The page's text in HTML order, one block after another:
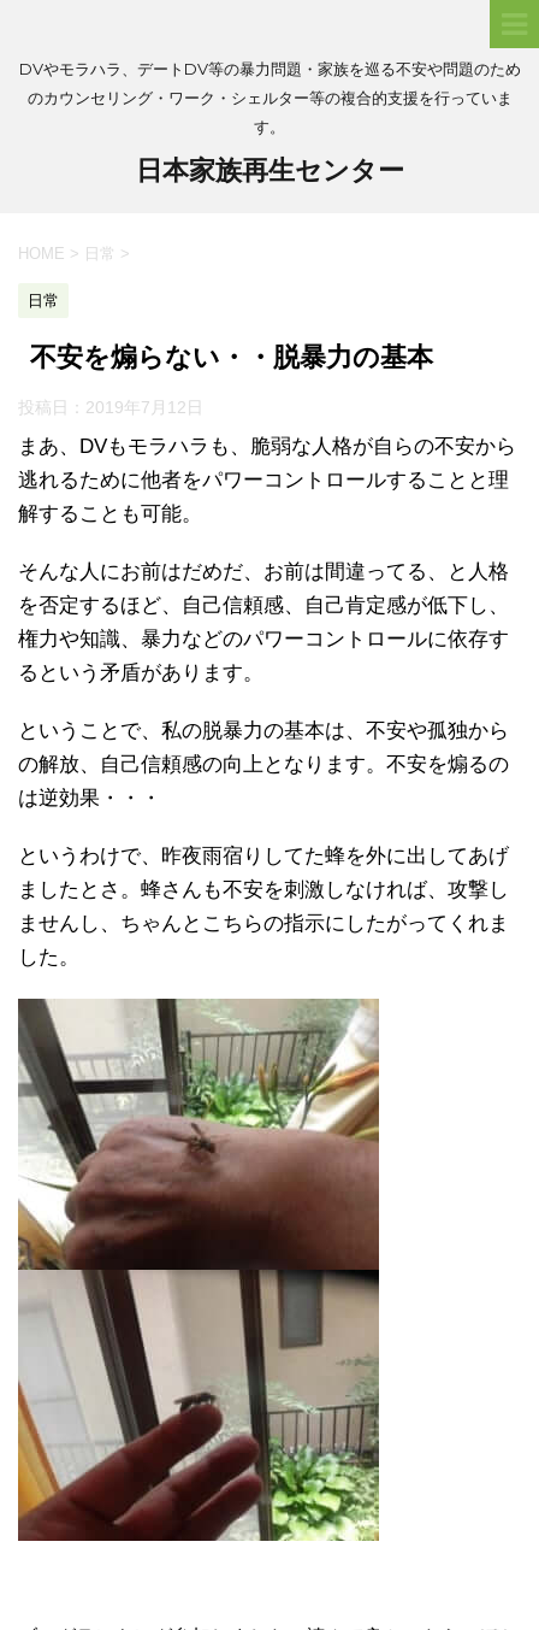
DVやモラハラ、デートDV等の暴力問題・家族を巡る不安や問題のため
のカウンセリング・ワーク・シェルター等の複合的支援を行っていま
す。
日本家族再生センター
HOME > 日常 >
日常
不安を煽らない・・脱暴力の基本
投稿日： 2019年7月12日
まあ、DVもモラハラも、脆弱な人格が自らの不安から
逃れるために他者をパワーコントロールすることと理
解することも可能。
そんな人にお前はだめだ、お前は間違ってる、と人格
を否定するほど、自己信頼感、自己肯定感が低下し、
権力や知識、暴力などのパワーコントロールに依存す
るという矛盾があります。
ということで、私の脱暴力の基本は、不安や孤独から
の解放、自己信頼感の向上となります。不安を煽るの
は逆効果・・・
というわけで、昨夜雨宿りしてた蜂を外に出してあげ
ましたとさ。蜂さんも不安を刺激しなければ、攻撃し
ませんし、ちゃんとこちらの指示にしたがってくれま
した。